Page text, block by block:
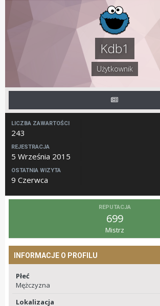
Kdb1
Użytkownik
LICZBA ZAWARTOŚCI
243
REJESTRACJA
5 Września 2015
OSTATNIA WIZYTA
9 Czerwca
REPUTACJA
699
Mistrz
INFORMACJE O PROFILU
Płeć
Mężczyzna
Lokalizacja